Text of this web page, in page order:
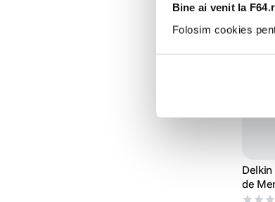
Bine ai venit la
Folosim cookies
de
2TB